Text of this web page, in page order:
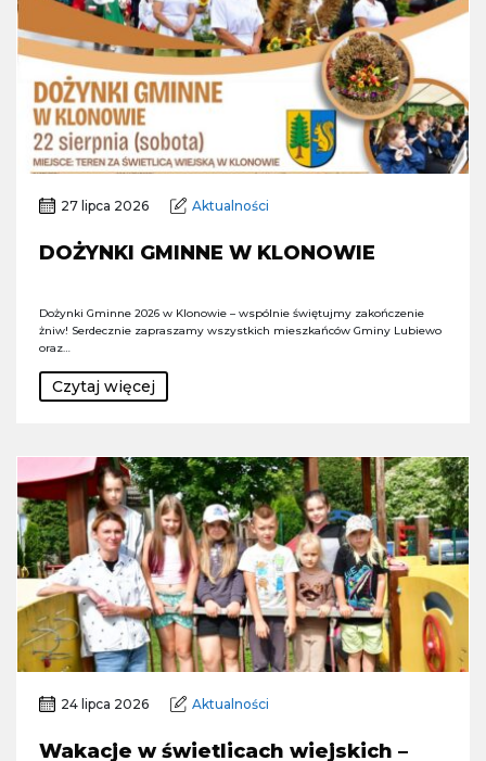
27 lipca 2026 Aktualności
DOŻYNKI GMINNE W KLONOWIE
Dożynki Gminne 2026 w Klonowie – wspólnie świętujmy zakończenie
żniw! Serdecznie zapraszamy wszystkich mieszkańców Gminy Lubiewo
oraz…
Czytaj więcej
24 lipca 2026 Aktualności
Wakacje w świetlicach wiejskich –